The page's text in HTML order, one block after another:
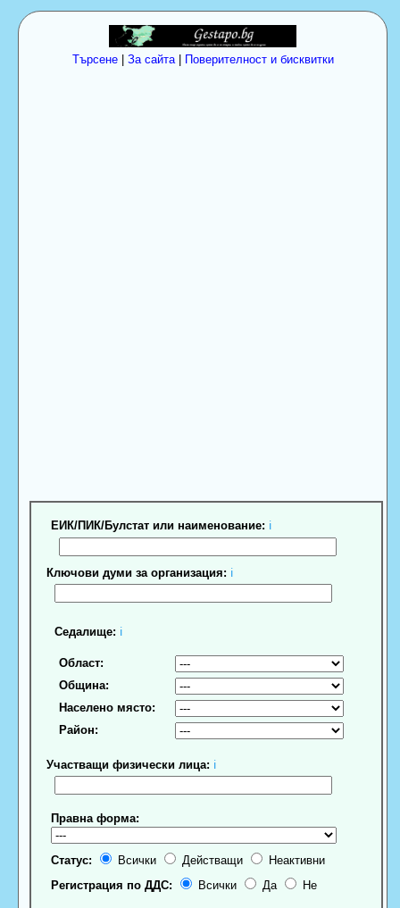
Търсене| За сайта| Поверителност и бисквитки
ЕИК/ПИК/Булстат или наименование: ℹ
Ключови думи за организация: ℹ
Седалище: ℹ
Област:
Община:
Населено място:
Район:
Участващи физически лица: ℹ
Правна форма:
Статус: Всички Действащи
Неактивни
Регистрация по ДДС:
Всички Да Не